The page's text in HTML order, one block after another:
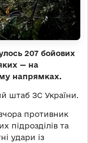
207 бойових
— на
напрямках.
штаб ЗС України.
противник
підрозділів та
удари із